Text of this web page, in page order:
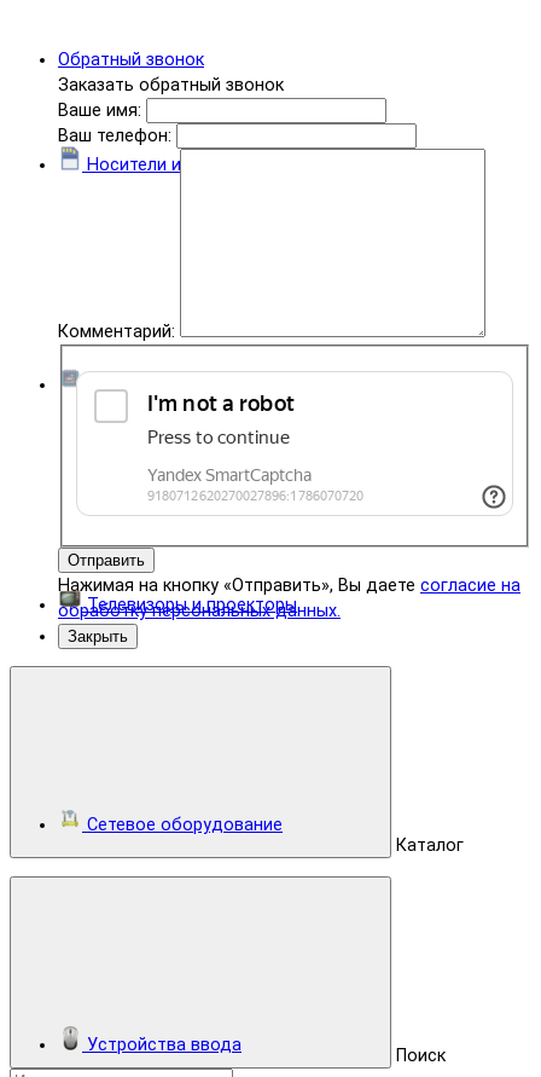
Обратный звонок
Заказать обратный звонок
Ваше имя:
Ваш телефон:
Комментарий:
Отправить
Нажимая на кнопку «Отправить», Вы даете согласие на
обработку персональных данных.
Закрыть
Каталог
Поиск
Носители информации
Комплектующие
Телевизоры и проекторы
Сетевое оборудование
Устройства ввода